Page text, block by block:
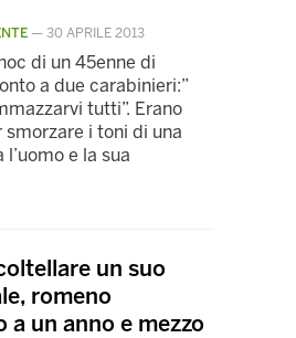
— 30 APRILE 2013
di un 45enne di
a due carabinieri:”
tutti”. Erano
i toni di una
e la sua
un suo
romeno
a un anno e mezzo